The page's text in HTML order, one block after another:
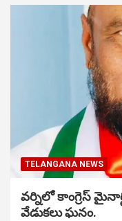
TELANGANA NEWS
వర్నిలో కాంగ్రెస్
వేడుకలు ఘనం.